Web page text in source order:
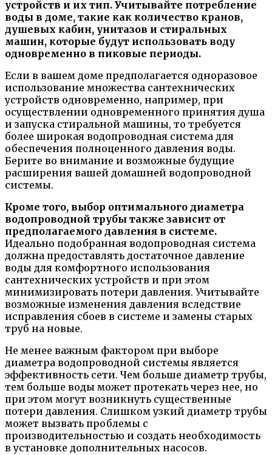
устройств и их тип. Учитывайте потребление
воды в доме, такие как количество кранов,
душевых кабин, унитазов и стиральных
машин, которые будут использовать воду
одновременно в пиковые периоды.
Если в вашем доме предполагается одноразовое
использование множества сантехнических
устройств одновременно, например, при
осуществлении одновременного принятия душа
и запуска стиральной машины, то требуется
более широкая водопроводная система для
обеспечения полноценного давления воды.
Берите во внимание и возможные будущие
расширения вашей домашней водопроводной
системы.
Кроме того, выбор оптимального диаметра
водопроводной трубы также зависит от
предполагаемого давления в системе.
Идеально подобранная водопроводная система
должна предоставлять достаточное давление
воды для комфортного использования
сантехнических устройств и при этом
минимизировать потери давления. Учитывайте
возможные изменения давления вследствие
исправления сбоев в системе и замены старых
труб на новые.
Не менее важным фактором при выборе
диаметра водопроводной системы является
эффективность сети. Чем больше диаметр трубы,
тем больше воды может протекать через нее, но
при этом могут возникнуть существенные
потери давления. Слишком узкий диаметр трубы
может вызвать проблемы с
производительностью и создать необходимость
в установке дополнительных насосов.